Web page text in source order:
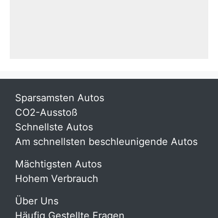
Sparsamsten Autos
CO2-Ausstoß
Schnellste Autos
Am schnellsten beschleunigende Autos
Mächtigsten Autos
Hohem Verbrauch
Über Uns
Häufig Gestellte Fragen